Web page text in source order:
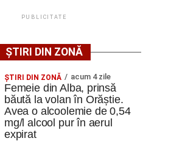
PUBLICITATE
ȘTIRI DIN ZONĂ
ŞTIRI DIN ZONĂ acum 4 zile
Femeie din Alba, prinsă
băută la volan în Orăștie.
Avea o alcoolemie de 0,54
mg/l alcool pur în aerul
expirat